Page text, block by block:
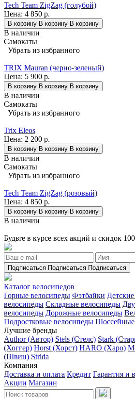
Tech Team ZigZag (голубой)
Цена: 4 850 р.
В корзину В корзину В корзину
В наличии
Самокаты
Убрать из избранного
TRIX Mauran (черно-зеленый)
Цена: 5 900 р.
В корзину В корзину В корзину
В наличии
Самокаты
Убрать из избранного
Trix Eleos
Цена: 2 200 р.
В корзину В корзину В корзину
В наличии
Самокаты
Убрать из избранного
Tech Team ZigZag (розовый)
Цена: 4 850 р.
В корзину В корзину В корзину
В наличии
Будьте в курсе всех акций и скидок
Подписаться Подписаться Подписаться
Каталог велосипедов
Горные велосипеды Фэтбайки
велосипеды Складные велосипеды
велосипеды Дорожные велосипеды
Подростковые велосипеды Шоссейные
Лучшие бренды
Author (Автор) Stels (Стелс) Stark
(Хоггер) Horst (Хорст) HARO (Харо)
(Швин) Strida
Компания
Доставка и оплата Кредит Гарантия и
Акции Магазин